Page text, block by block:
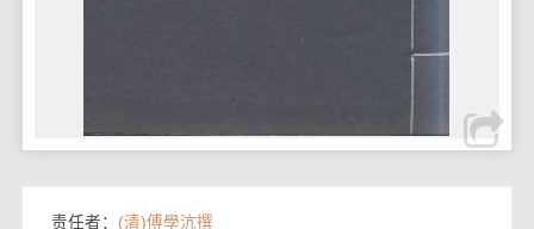
责任者： (清)傅學沆撰